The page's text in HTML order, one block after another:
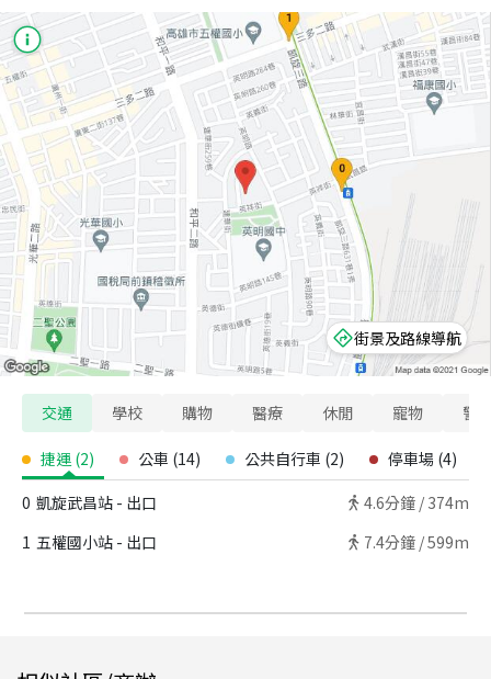
街景及路線導航
交通 學校 購物 醫療 休閒 寵物 警
捷運 (2) 公車 (14) 公共自行車 (2) 停車場 (4)
0 凱旋武昌站 - 出口 4.6分鐘 / 374m
1 五權國小站 - 出口 7.4分鐘 /599m